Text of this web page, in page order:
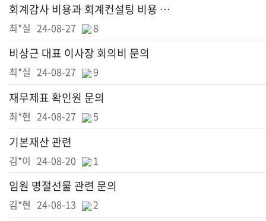
회계감사 비용과 회계컨설팅 비용 문의
최*실 24-08-27 8
비상근 대표 이사장 회의비 문의
최*실 24-08-27 9
재무제표 확인원 문의
최*현 24-08-27 5
기본재산 관련
김*이 24-08-20 1
임원 명절선물 관련 문의
김*현 24-08-13 2